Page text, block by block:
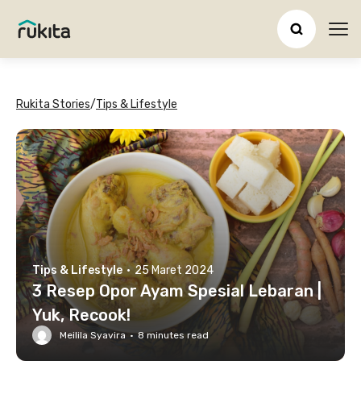
Rukita Stories/Tips & Lifestyle
Tips & Lifestyle · 25 Maret 2024
3 Resep Opor Ayam Spesial Lebaran |
Yuk, Recook!
Meilila Syavira · 8minutes read